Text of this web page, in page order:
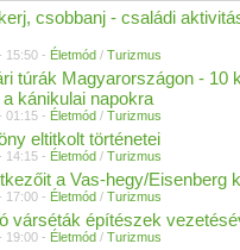
csobbanj - családi
15:50 - Életmód / Turizmus
túrák Magyarországon - 10
kánikulai napokra
01:15 - Életmód / Turizmus
eltitkolt történetei
14:15 - Életmód / Turizmus
a Vas-hegy/Eisenberg
17:00 - Életmód / Turizmus
várséták építészek
19:00 - Életmód / Turizmus